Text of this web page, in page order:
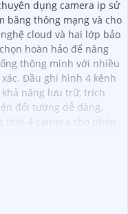
dụng camera ip sử
băng thông mạng và cho
cloud và hai lớp bảo
hoàn hảo để nâng
thông minh với nhiều
Đầu ghi hình 4 kênh
năng lưu trữ, trích
đối tượng dễ dàng.
thời 4 camera cho phép
việc kiểm soát an ninh